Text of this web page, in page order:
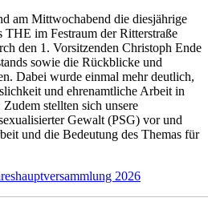
am Mittwochabend die diesjährige
THE im Festraum der Ritterstraße
den 1. Vorsitzenden Christoph Ende
sowie die Rückblicke und
Dabei wurde einmal mehr deutlich,
und ehrenamtliche Arbeit in
stellten sich unsere
Gewalt (PSG) vor und
und die Bedeutung des Themas für
2026